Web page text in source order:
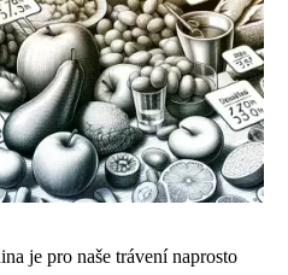
je pro naše trávení naprosto